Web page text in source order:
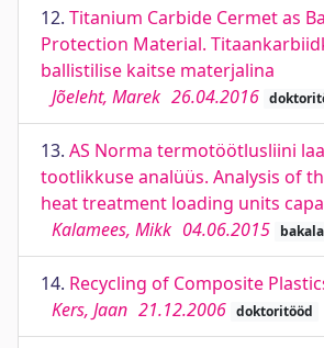
12. Titanium Carbide Cermet as
Protection Material.
ballistilise kaitse materjalina
Jõeleht, Marek 26.04.2016
13. AS Norma termotöötlusliini
tootlikkuse analüüs. Analysis of
heat treatment loading units
Kalamees, Mikk 04.06.2015
14. Recycling of Composite
Kers, Jaan 21.12.2006 doktoritööd